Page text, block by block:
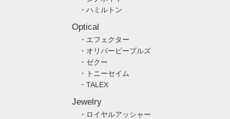
・ハミルトン
Optical
・エフェクター
・オリバーピープルズ
・ゼクー
・トニーセイム
・TALEX
Jewelry
・ロイヤルアッシャー